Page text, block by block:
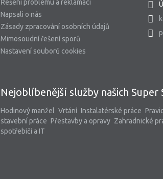
Řešení problému a reklamací
Napsali o nás
Zásady zpracování osobních údajů
Mimosoudní řešení sporů
Nastavení souborů cookies
Nejoblíbenější služby našich Super
Hodinový manžel Vrtání Instalatérské práce
stavební práce Přestavby a opravy Zahradnické
spotřebiči a IT